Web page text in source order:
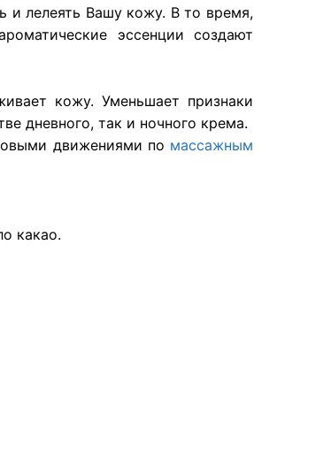
и лелеять Вашу кожу. В то время,
эссенции создают
кожу. Уменьшает признаки
дневного, так и ночного крема.
движениями по массажным
какао.